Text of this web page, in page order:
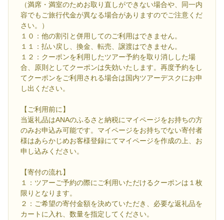
（満席・満室のためお取り直しができない場合や、同一内
容でもご旅行代金が異なる場合がありますのでご注意くだ
さい。）
１０：他の割引と併用してのご利用はできません。
１１：払い戻し、換金、転売、譲渡はできません。
１２：クーポンを利用したツアー予約を取り消しした場
合、原則としてクーポンは失効いたします。再度予約をし
てクーポンをご利用される場合は国内ツアーデスクにお申
し出ください。
【ご利用前に】
当返礼品はANAのふるさと納税にマイページをお持ちの方
のみお申込み可能です。マイページをお持ちでない寄付者
様はあらかじめお客様登録にてマイページを作成の上、お
申し込みください。
【寄付の流れ】
１：ツアーご予約の際にご利用いただけるクーポンは１枚
限りとなります。
２：ご希望の寄付金額を決めていただき、必要な返礼品を
カートに入れ、数量を指定してください。